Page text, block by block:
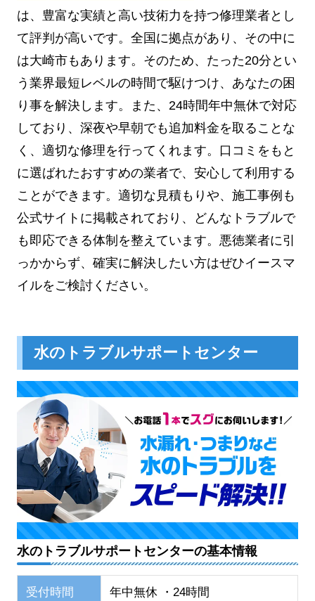
は、豊富な実績と高い技術力を持つ修理業者とし
て評判が高いです。全国に拠点があり、その中に
は大崎市もあります。そのため、たった20分とい
う業界最短レベルの時間で駆けつけ、あなたの困
り事を解決します。また、24時間年中無休で対応
しており、深夜や早朝でも追加料金を取ることな
く、適切な修理を行ってくれます。口コミをもと
に選ばれたおすすめの業者で、安心して利用する
ことができます。適切な見積もりや、施工事例も
公式サイトに掲載されており、どんなトラブルで
も即応できる体制を整えています。悪徳業者に引
っかからず、確実に解決したい方はぜひイースマ
イルをご検討ください。
水のトラブルサポートセンター
水のトラブルサポートセンターの基本情報
受付時間 年中無休 ・24時間